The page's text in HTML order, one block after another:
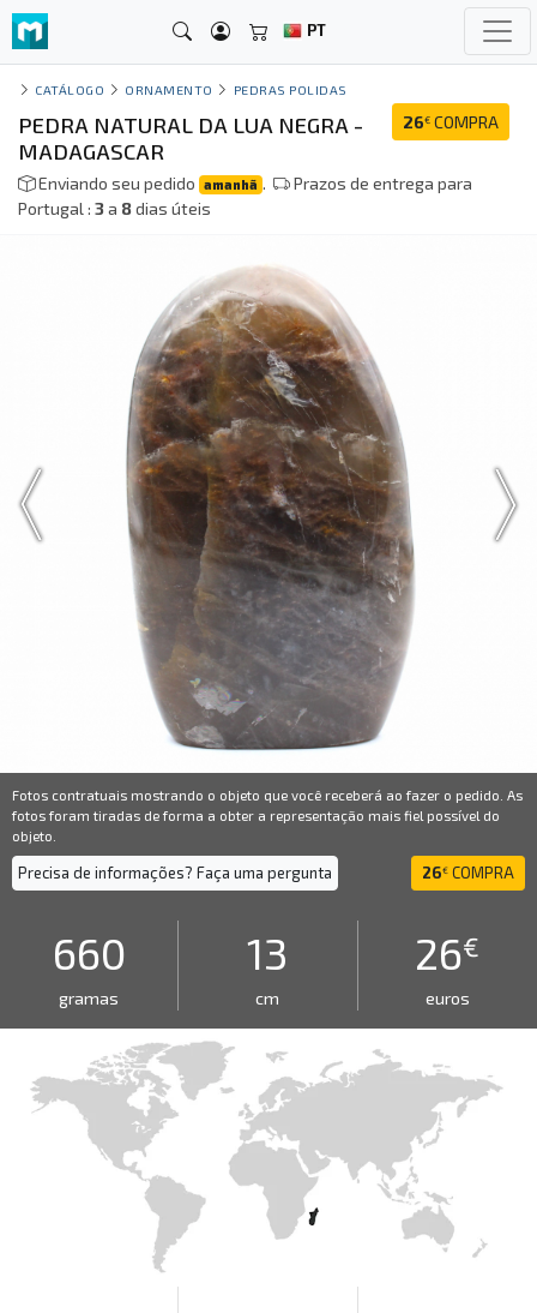
PT
CATÁLOGO ORNAMENTO PEDRAS POLIDAS
26€ COMPRA
PEDRA NATURAL DA LUA NEGRA -
MADAGASCAR
Enviando seu pedido amanhã .
Prazos de entrega para
Portugal : 3a 8dias úteis
Fotos contratuais mostrando o objeto que você receberá ao fazer o pedido. As
fotos foram tiradas de forma a obter a representação mais fiel possível do
objeto.
Precisa de informações? Faça uma pergunta 26€ COMPRA
660
gramas
13
cm
26€
euros